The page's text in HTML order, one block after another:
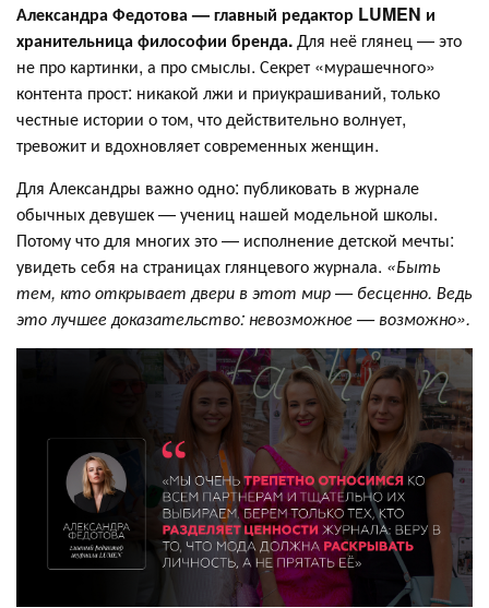
Александра Федотова — главный редактор LUMEN и
хранительница философии бренда.Для неё глянец — это
не про картинки, а про смыслы. Секрет «мурашечного»
контента прост: никакой лжи и приукрашиваний, только
честные истории о том, что действительно волнует,
тревожит и вдохновляет современных женщин.
Для Александры важно одно: публиковать в журнале
обычных девушек — учениц нашей модельной школы.
Потому что для многих это — исполнение детской мечты:
увидеть себя на страницах глянцевого журнала. «Быть
тем, кто открывает двери в этот мир — бесценно. Ведь
это лучшее доказательство: невозможное — возможно».